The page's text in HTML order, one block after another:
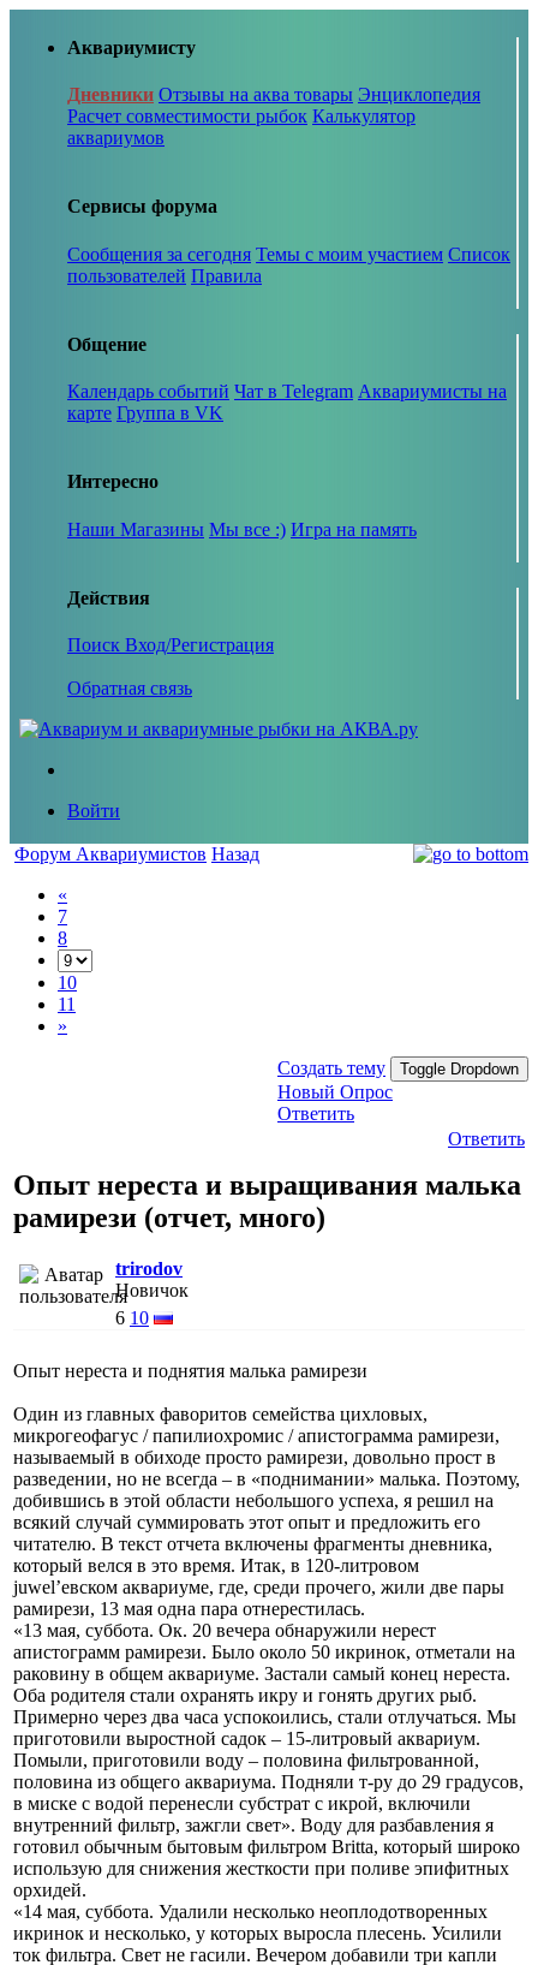
Аквариумисту
Дневники Отзывы на аква товары Энциклопедия
Расчет совместимости рыбок Калькулятор
аквариумов
Сервисы форума
Сообщения за сегодня Темы с моим участием Список
пользователей Правила
Общение
Календарь событий Чат в Telegram Аквариумисты на
карте Группа в VK
Интересно
Наши Магазины Мы все :) Игра на память
Действия
Поиск Вход/Регистрация
Обратная связь
Войти
Форум Аквариумистов Назад
«
7
8
10
11
»
Создать тему Toggle Dropdown
Новый Опрос
Ответить
Ответить
Опыт нереста и выращивания малька
рамирези (отчет, много)
trirodov
Новичок
6 10
Опыт нереста и поднятия малька рамирези
Один из главных фаворитов семейства цихловых,
микрогеофагус / папилиохромис / апистограмма рамирези,
называемый в обиходе просто рамирези, довольно прост в
разведении, но не всегда – в «поднимании» малька. Поэтому,
добившись в этой области небольшого успеха, я решил на
всякий случай суммировать этот опыт и предложить его
читателю. В текст отчета включены фрагменты дневника,
который велся в это время. Итак, в 120-литровом
juwel’евском аквариуме, где, среди прочего, жили две пары
рамирези, 13 мая одна пара отнерестилась.
«13 мая, суббота. Ок. 20 вечера обнаружили нерест
апистограмм рамирези. Было около 50 икринок, отметали на
раковину в общем аквариуме. Застали самый конец нереста.
Оба родителя стали охранять икру и гонять других рыб.
Примерно через два часа успокоились, стали отлучаться. Мы
приготовили выростной садок – 15-литровый аквариум.
Помыли, приготовили воду – половина фильтрованной,
половина из общего аквариума. Подняли т-ру до 29 градусов,
в миске с водой перенесли субстрат с икрой, включили
внутренний фильтр, зажгли свет». Воду для разбавления я
готовил обычным бытовым фильтром Britta, который широко
использую для снижения жесткости при поливе эпифитных
орхидей.
«14 мая, суббота. Удалили несколько неоплодотворенных
икринок и несколько, у которых выросла плесень. Усилили
ток фильтра. Свет не гасили. Вечером добавили три капли